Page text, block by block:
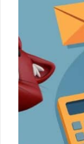
vous offre
quelques
pour
clients et
un pro.